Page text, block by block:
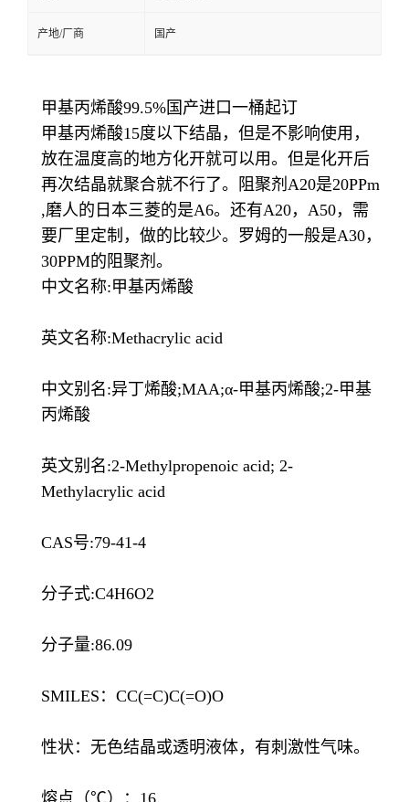
产地/厂商 国产
甲基丙烯酸99.5%国产进口一桶起订
甲基丙烯酸15度以下结晶，但是不影响使用，
放在温度高的地方化开就可以用。但是化开后
再次结晶就聚合就不行了。阻聚剂A20是20PPm
,磨人的日本三菱的是A6。还有A20，A50，需
要厂里定制，做的比较少。罗姆的一般是A30，
30PPM的阻聚剂。
中文名称:甲基丙烯酸
英文名称:Methacrylic acid
中文别名:异丁烯酸;MAA;α-甲基丙烯酸;2-甲基
丙烯酸
英文别名:2-Methylpropenoic acid; 2-
Methylacrylic acid
CAS号:79-41-4
分子式:C4H6O2
分子量:86.09
SMILES：CC(=C)C(=O)O
性状：无色结晶或透明液体，有刺激性气味。